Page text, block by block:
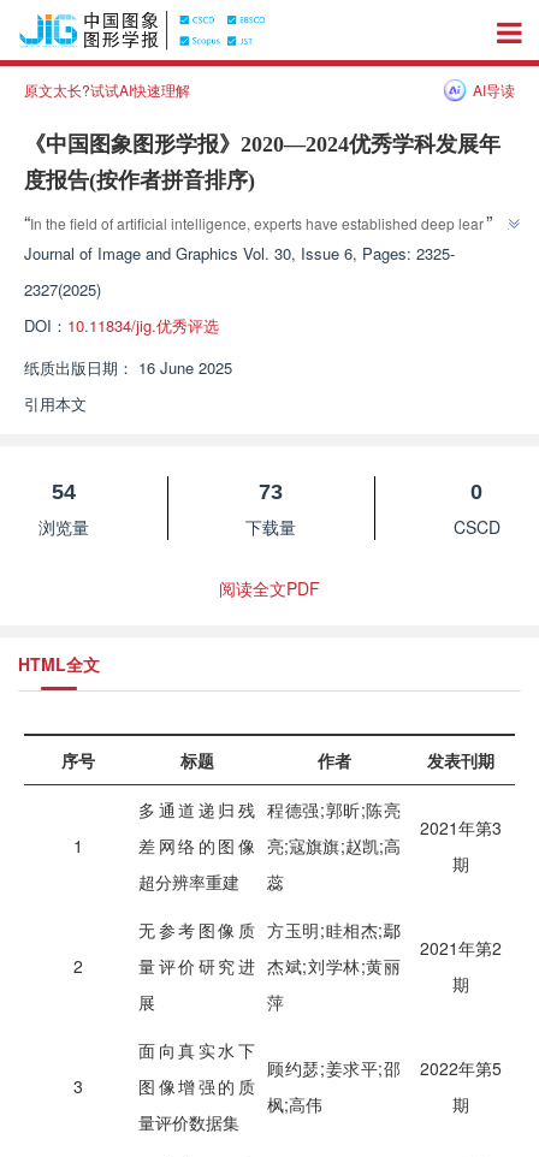
原文太长?试试AI快速理解 AI导读
《中国图象图形学报》2020—2024优秀学科发展年
度报告(按作者拼音排序)
“In the field of artificial intelligence, experts have established deep learning
systems to provide new directions for the development of intelligent
”
Journal of Image and Graphics Vol. 30, Issue 6, Pages: 2325-
2327(2025)
DOI： 10.11834/jig.优秀评选
纸质出版日期： 16 June 2025
引用本文
54
浏览量
73
下载量
0
CSCD
阅读全文PDF
HTML全文
序号 标题 作者 发表刊期
1
多通道递归残
差网络的图像
超分辨率重建
程德强;郭昕;陈亮
亮;寇旗旗;赵凯;高
蕊
2021年第3
期
2
无参考图像质
量评价研究进
展
方玉明;眭相杰;鄢
杰斌;刘学林;黄丽
萍
2021年第2
期
3
面向真实水下
图像增强的质
量评价数据集
顾约瑟;姜求平;邵
枫;高伟
2022年第5
期